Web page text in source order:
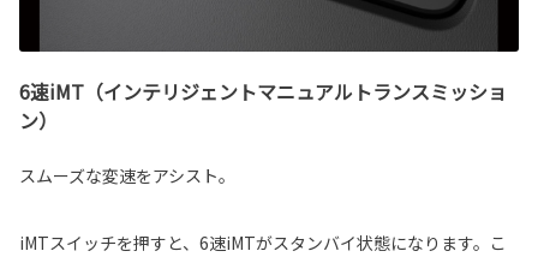
6速iMT（インテリジェントマニュアルトランスミッショ
ン）
スムーズな変速をアシスト。
iMTスイッチを押すと、6速iMTがスタンバイ状態になります。こ